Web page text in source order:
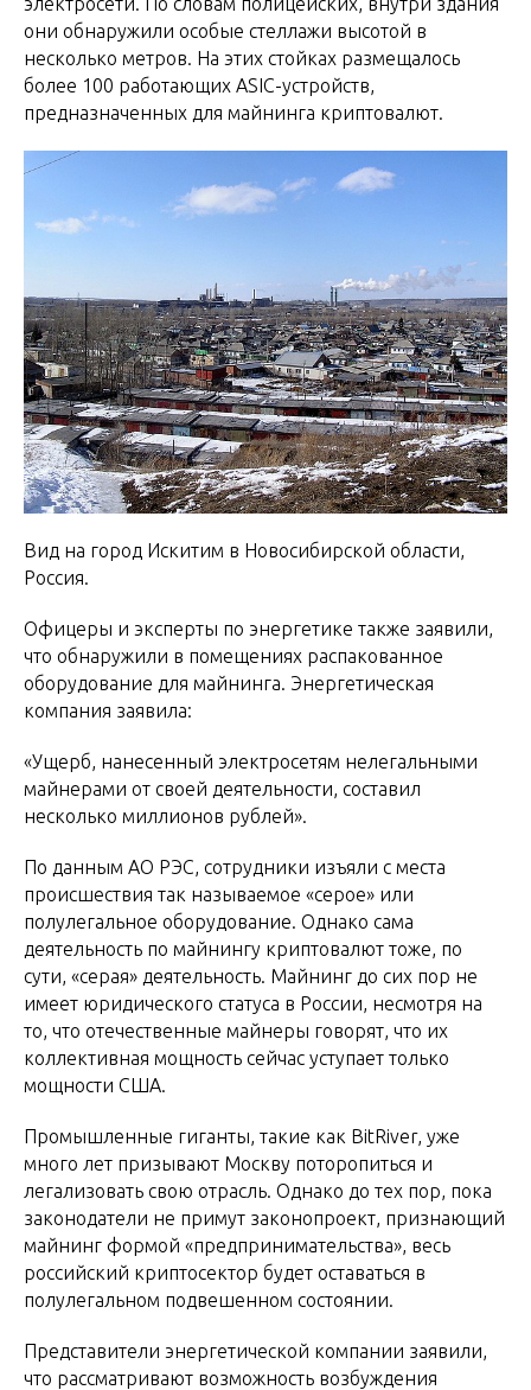
они обнаружили особые стеллажи высотой в
несколько метров. На этих стойках размещалось
более 100 работающих ASIC-устройств,
предназначенных для майнинга криптовалют.
Вид на город Искитим в Новосибирской области,
Россия.
Офицеры и эксперты по энергетике также заявили,
что обнаружили в помещениях распакованное
оборудование для майнинга. Энергетическая
компания заявила:
«Ущерб, нанесенный электросетям нелегальными
майнерами от своей деятельности, составил
несколько миллионов рублей».
По данным АО РЭС, сотрудники изъяли с места
происшествия так называемое «серое» или
полулегальное оборудование. Однако сама
деятельность по майнингу криптовалют тоже, по
сути, «серая» деятельность. Майнинг до сих пор не
имеет юридического статуса в России, несмотря на
то, что отечественные майнеры говорят, что их
коллективная мощность сейчас уступает только
мощности США.
Промышленные гиганты, такие как BitRiver, уже
много лет призывают Москву поторопиться и
легализовать свою отрасль. Однако до тех пор, пока
законодатели не примут законопроект, признающий
майнинг формой «предпринимательства», весь
российский криптосектор будет оставаться в
полулегальном подвешенном состоянии.
Представители энергетической компании заявили,
что рассматривают возможность возбуждения